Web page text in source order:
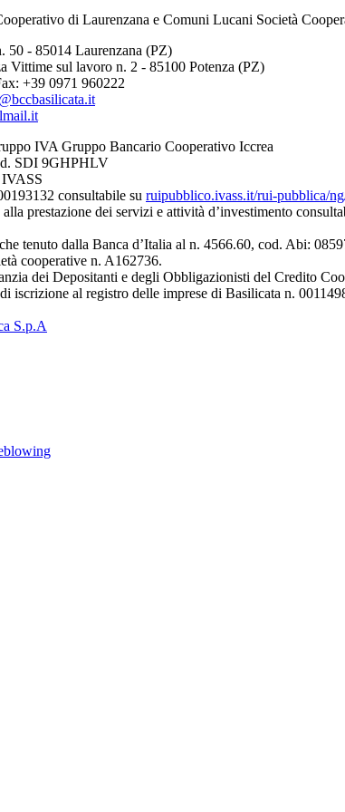
di Laurenzana e Comuni Lucani Società
50 - 85014 Laurenzana (PZ)
Vittime sul lavoro n. 2 - 85100 Potenza (PZ)
+39 0971 960222
IVA Gruppo Bancario Cooperativo Iccrea
SDI 9GHPHLV
IVASS
consultabile su ruipubblico.ivass.it/rui-pubblica/
prestazione dei servizi e attività d’investimento
tenuto dalla Banca d’Italia al n. 4566.60, cod. Abi:
cooperative n. A162736.
dei Depositanti e degli Obbligazionisti del Credito
iscrizione al registro delle imprese di Basilicata n.
S.p.A